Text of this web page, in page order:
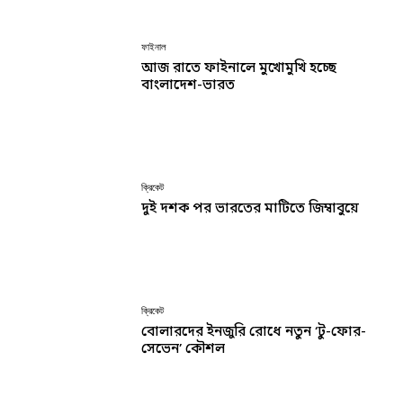
ফাইনাল
আজ রাতে ফাইনালে মুখোমুখি হচ্ছে
বাংলাদেশ-ভারত
ক্রিকেট
দুই দশক পর ভারতের মাটিতে জিম্বাবুয়ে
ক্রিকেট
বোলারদের ইনজুরি রোধে নতুন ‘টু-ফোর-
সেভেন’ কৌশল